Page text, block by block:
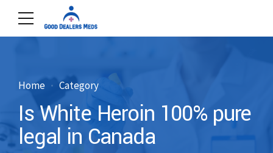
Home Category
Is White Heroin 100% pure
legal in Canada